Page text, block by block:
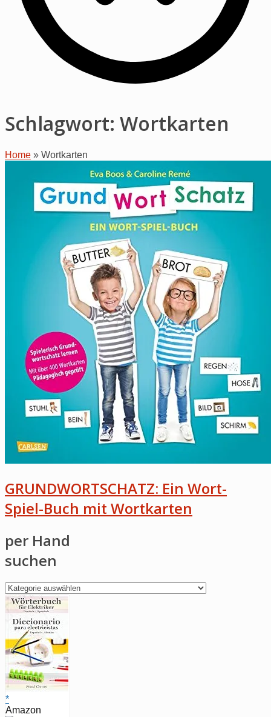
Schlagwort: Wortkarten
Home » Wortkarten
GRUNDWORTSCHATZ: Ein Wort-
Spiel-Buch mit Wortkarten
per Hand
suchen
per
Hand
suchen
*
Amazon